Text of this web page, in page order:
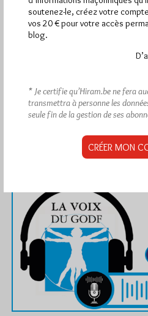
soutenez-le, créez votre
vos 20 € pour votre accès
blog.
* Je certifie qu’Hiram.be ne fera
transmettra à personne les
seule fin de la gestion de ses
CRÉER MON